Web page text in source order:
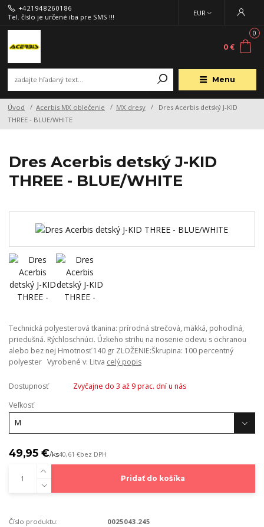
Menu
EUR
+421948260186
Tel. číslo je určené iba pre SMS !!!
0
0 €
Úvod Acerbis MX oblečenie MX dresy
Dres Acerbis detský J-KID
THREE - BLUE/WHITE
Dres Acerbis detský J-KID
THREE - BLUE/WHITE
Technická polyesterová tkanina: prírodná strečová, mäkká, pohodlná,
priedušná. Rýchloschnúci. Úzkeho strihu na nosenie odevu s ochranou
alebo bez nej Hmotnosť 140 gr ZLOŽENIE:Škrupina: 100 percentný
polyester Vyrobené v: Litva celý popis
Dostupnosť
Zvyčajne do 3 až 9 prac. dní u nás
Veľkosť
49,95 €/ks40,61 €bez DPH
Pridať do košíka
Číslo produktu:
0025043.245